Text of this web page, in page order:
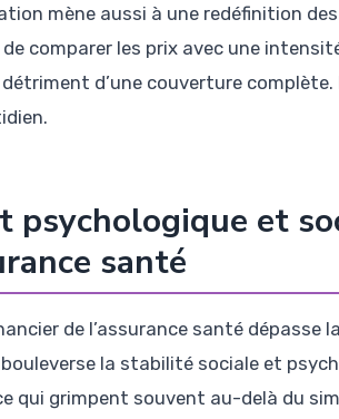
mène aussi à une redéfinition
comparer les prix avec une
d’une couverture
psychologique et
santé
de l’assurance santé
la stabilité sociale et
qui grimpent souvent au-delà du